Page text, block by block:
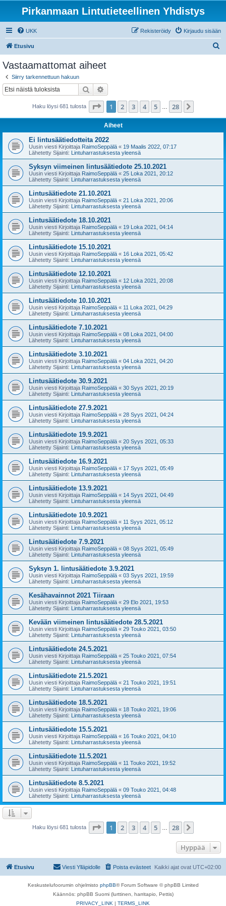
Pirkanmaan Lintutieteellinen Yhdistys
UKK Kirjaudu sisään
Rekisteröidy
Etusivu
Vastaamattomat aiheet
Siirry tarkennettuun hakuun
Etsi
Haku löysi 681 tulosta Sivu /28
1 2 3 4 5 28
Aiheet
Ei lintusäätiedotteita 2022
Uusin viesti Kirjoittaja RaimoSeppälä « 19 Maalis 2022, 07:17
Lähetetty Sijainti: Lintuharrastuksesta yleensä
Syksyn viimeinen lintusäätiedote 25.10.2021
Uusin viesti Kirjoittaja RaimoSeppälä « 25 Loka 2021, 20:12
Lähetetty Sijainti: Lintuharrastuksesta yleensä
Lintusäätiedote 21.10.2021
Uusin viesti Kirjoittaja RaimoSeppälä « 21 Loka 2021, 20:06
Lähetetty Sijainti: Lintuharrastuksesta yleensä
Lintusäätiedote 18.10.2021
Uusin viesti Kirjoittaja RaimoSeppälä « 19 Loka 2021, 04:14
Lähetetty Sijainti: Lintuharrastuksesta yleensä
Lintusäätiedote 15.10.2021
Uusin viesti Kirjoittaja RaimoSeppälä « 16 Loka 2021, 05:42
Lähetetty Sijainti: Lintuharrastuksesta yleensä
Lintusäätiedote 12.10.2021
Uusin viesti Kirjoittaja RaimoSeppälä « 12 Loka 2021, 20:08
Lähetetty Sijainti: Lintuharrastuksesta yleensä
Lintusäätiedote 10.10.2021
Uusin viesti Kirjoittaja RaimoSeppälä « 11 Loka 2021, 04:29
Lähetetty Sijainti: Lintuharrastuksesta yleensä
Lintusäätiedote 7.10.2021
Uusin viesti Kirjoittaja RaimoSeppälä « 08 Loka 2021, 04:00
Lähetetty Sijainti: Lintuharrastuksesta yleensä
Lintusäätiedote 3.10.2021
Uusin viesti Kirjoittaja RaimoSeppälä « 04 Loka 2021, 04:20
Lähetetty Sijainti: Lintuharrastuksesta yleensä
Lintusäätiedote 30.9.2021
Uusin viesti Kirjoittaja RaimoSeppälä « 30 Syys 2021, 20:19
Lähetetty Sijainti: Lintuharrastuksesta yleensä
Lintusäätiedote 27.9.2021
Uusin viesti Kirjoittaja RaimoSeppälä « 28 Syys 2021, 04:24
Lähetetty Sijainti: Lintuharrastuksesta yleensä
Lintusäätiedote 19.9.2021
Uusin viesti Kirjoittaja RaimoSeppälä « 20 Syys 2021, 05:33
Lähetetty Sijainti: Lintuharrastuksesta yleensä
Lintusäätiedote 16.9.2021
Uusin viesti Kirjoittaja RaimoSeppälä « 17 Syys 2021, 05:49
Lähetetty Sijainti: Lintuharrastuksesta yleensä
Lintusäätiedote 13.9.2021
Uusin viesti Kirjoittaja RaimoSeppälä « 14 Syys 2021, 04:49
Lähetetty Sijainti: Lintuharrastuksesta yleensä
Lintusäätiedote 10.9.2021
Uusin viesti Kirjoittaja RaimoSeppälä « 11 Syys 2021, 05:12
Lähetetty Sijainti: Lintuharrastuksesta yleensä
Lintusäätiedote 7.9.2021
Uusin viesti Kirjoittaja RaimoSeppälä « 08 Syys 2021, 05:49
Lähetetty Sijainti: Lintuharrastuksesta yleensä
Syksyn 1. lintusäätiedote 3.9.2021
Uusin viesti Kirjoittaja RaimoSeppälä « 03 Syys 2021, 19:59
Lähetetty Sijainti: Lintuharrastuksesta yleensä
Kesähavainnot 2021 Tiiraan
Uusin viesti Kirjoittaja RaimoSeppälä « 29 Elo 2021, 19:53
Lähetetty Sijainti: Lintuharrastuksesta yleensä
Kevään viimeinen lintusäätiedote 28.5.2021
Uusin viesti Kirjoittaja RaimoSeppälä « 29 Touko 2021, 03:50
Lähetetty Sijainti: Lintuharrastuksesta yleensä
Lintusäätiedote 24.5.2021
Uusin viesti Kirjoittaja RaimoSeppälä « 25 Touko 2021, 07:54
Lähetetty Sijainti: Lintuharrastuksesta yleensä
Lintusäätiedote 21.5.2021
Uusin viesti Kirjoittaja RaimoSeppälä « 21 Touko 2021, 19:51
Lähetetty Sijainti: Lintuharrastuksesta yleensä
Lintusäätiedote 18.5.2021
Uusin viesti Kirjoittaja RaimoSeppälä « 18 Touko 2021, 19:06
Lähetetty Sijainti: Lintuharrastuksesta yleensä
Lintusäätiedote 15.5.2021
Uusin viesti Kirjoittaja RaimoSeppälä « 16 Touko 2021, 04:10
Lähetetty Sijainti: Lintuharrastuksesta yleensä
Lintusäätiedote 11.5.2021
Uusin viesti Kirjoittaja RaimoSeppälä « 11 Touko 2021, 19:52
Lähetetty Sijainti: Lintuharrastuksesta yleensä
Lintusäätiedote 8.5.2021
Uusin viesti Kirjoittaja RaimoSeppälä « 09 Touko 2021, 04:48
Lähetetty Sijainti: Lintuharrastuksesta yleensä
Haku löysi 681 tulosta Sivu /28
1 2 3 4 5 28
Hyppää
Etusivu Kaikki ajat ovat UTC+02:00
Poista evästeet
Viesti Ylläpidolle
Keskustelufoorumin ohjelmisto phpBB® Forum Software © phpBB Limited
Käännös: phpBB Suomi (lurttinen, harritapio, Pettis)
PRIVACY_LINK | TERMS_LINK